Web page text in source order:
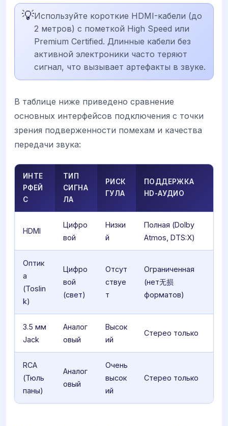
💡Используйте короткие HDMI-кабели (до
2 метров) с пометкой High Speed или
Premium Certified. Длинные кабели без
активной электроники часто теряют
сигнал, что вызывает артефакты в звуке.
В таблице ниже приведено сравнение
основных интерфейсов подключения с точки
зрения подверженности помехам и качества
передачи звука:
ИНТЕ
РФЕЙ
С
ТИП
СИГНА
ЛА
РИСК
ГУЛА
ПОДДЕРЖКА
HD-АУДИО
HDMI
Цифро
вой
Низки
й
Полная (Dolby
Atmos, DTS:X)
Оптик
а
(Toslin
k)
Цифро
вой
(свет)
Отсут
ствуе
т
Ограниченная
(нет无损
форматов)
3.5 мм
Jack
Аналог
овый
Высок
ий
Стерео только
RCA
(Тюль
паны)
Аналог
овый
Очень
высок
ий
Стерео только